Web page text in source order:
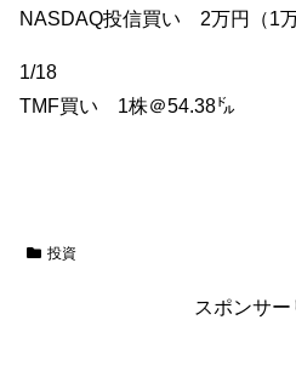
NASDAQ投信買い 2万円（1万
1/18
TMF買い 1株＠54.38㌦
投資
スポンサー